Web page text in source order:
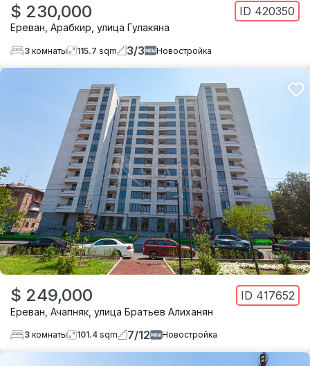
$ 230,000 ID 420350
Ереван Арабкир улица Гулакяна
3 комнаты 115.7 sqm 3/3 Новостройка
$ 249,000 ID 417652
Ереван Ачапняк улица Братьев Алиханян
3 комнаты 101.4 sqm 7/12 Новостройка